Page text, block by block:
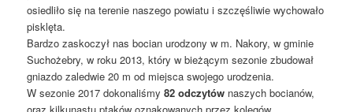
osiedliło się na terenie naszego powiatu i szczęśliwie wychowało
pisklęta.
Bardzo zaskoczył nas bocian urodzony w m. Nakory, w gminie
Suchożebry, w roku 2013, który w bieżącym sezonie zbudował
gniazdo zaledwie 20 m od miejsca swojego urodzenia.
W sezonie 2017 dokonaliśmy82 odczytów naszych bocianów,